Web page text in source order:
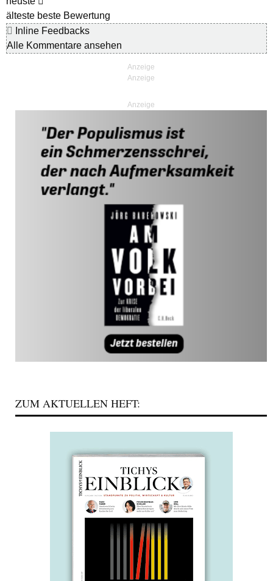
älteste beste Bewertung
Inline Feedbacks
Alle Kommentare ansehen
Anzeige
ZUM AKTUELLEN HEFT: